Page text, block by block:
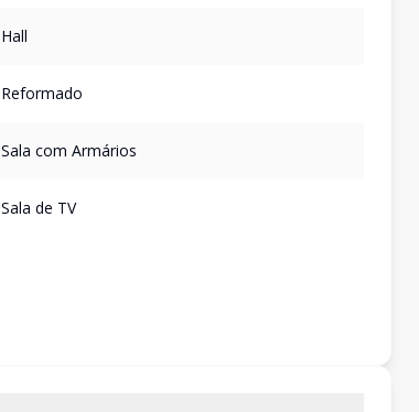
Hall
Reformado
Sala com Armários
Sala de TV